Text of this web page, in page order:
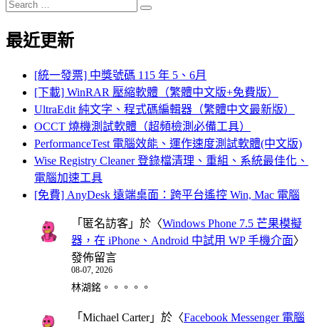
Search
for:
Search
最近更新
[統一發票] 中獎號碼 115 年 5、6月
[下載] WinRAR 壓縮軟體（繁體中文版+免費版）
UltraEdit 純文字、程式碼編輯器（繁體中文最新版）
OCCT 燒機測試軟體（超頻檢測必備工具）
PerformanceTest 電腦效能、運作速度測試軟體(中文版)
Wise Registry Cleaner 登錄檔清理、重組、系統最佳化、
電腦加速工具
[免費] AnyDesk 遠端桌面：跨平台遙控 Win, Mac 電腦
「 匿名訪客 」於〈Windows Phone 7.5 芒果模擬
器，在 iPhone、Android 中試用 WP 手機介面〉
發佈留言
08-07, 2026
林湖銘。。。。。
「 Michael Carter」於〈Facebook Messenger 電腦